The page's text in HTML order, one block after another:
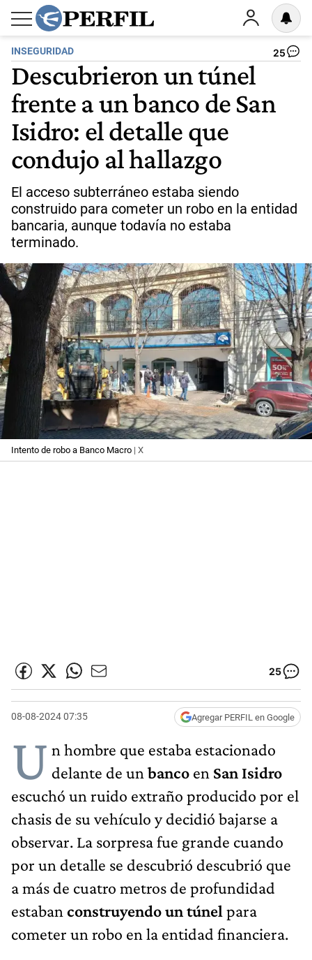
INSEGURIDAD 25
Descubrieron un túnel
frente a un banco de San
Isidro: el detalle que
condujo al hallazgo
El acceso subterráneo estaba siendo
construido para cometer un robo en la entidad
bancaria, aunque todavía no estaba
terminado.
Intento de robo a Banco Macro | X
25
08-08-2024 07:35 Agregar PERFIL en Google
U n hombre que estaba estacionado
delante de un banco en San Isidro
escuchó un ruido extraño producido por el
chasis de su vehículo y decidió bajarse a
observar. La sorpresa fue grande cuando
por un detalle se descubrió descubrió que
a más de cuatro metros de profundidad
estaban construyendo un túnel para
cometer un robo en la entidad financiera.